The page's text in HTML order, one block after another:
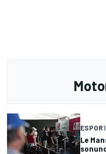
ESPOR
Le